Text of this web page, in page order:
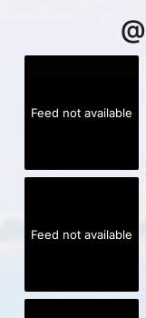
@
Feed not available
Feed not available